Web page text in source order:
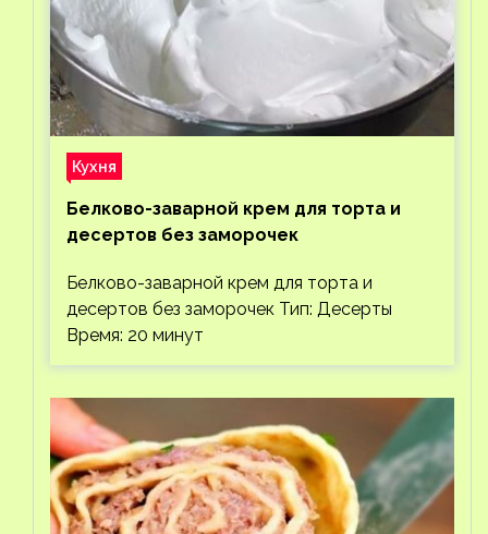
Кухня
Белково-заварной крем для торта и
десертов без заморочек
Белково-заварной крем для торта и
десертов без заморочек Тип: Десерты
Время: 20 минут